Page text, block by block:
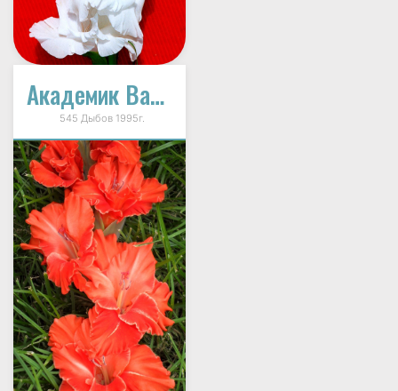
Академик Вавилов
545 Дыбов 1995г.